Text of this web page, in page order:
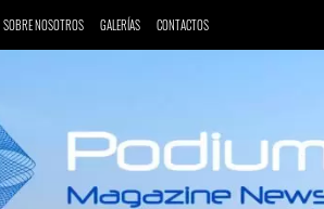
SOBRE NOSOTROS GALERÍAS CONTACTOS